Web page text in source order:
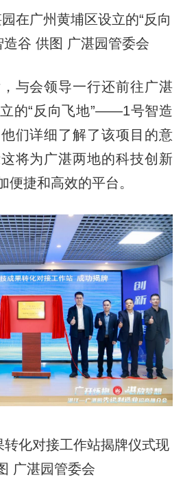
在广州黄埔区设立的“反向
谷 供图 广湛园管委会
会领导一行还前往广湛
的“反向飞地”——1号智造
们详细了解了该项目的意
将为广湛两地的科技创新
便捷和高效的平台。
转化对接工作站揭牌仪式现
广湛园管委会